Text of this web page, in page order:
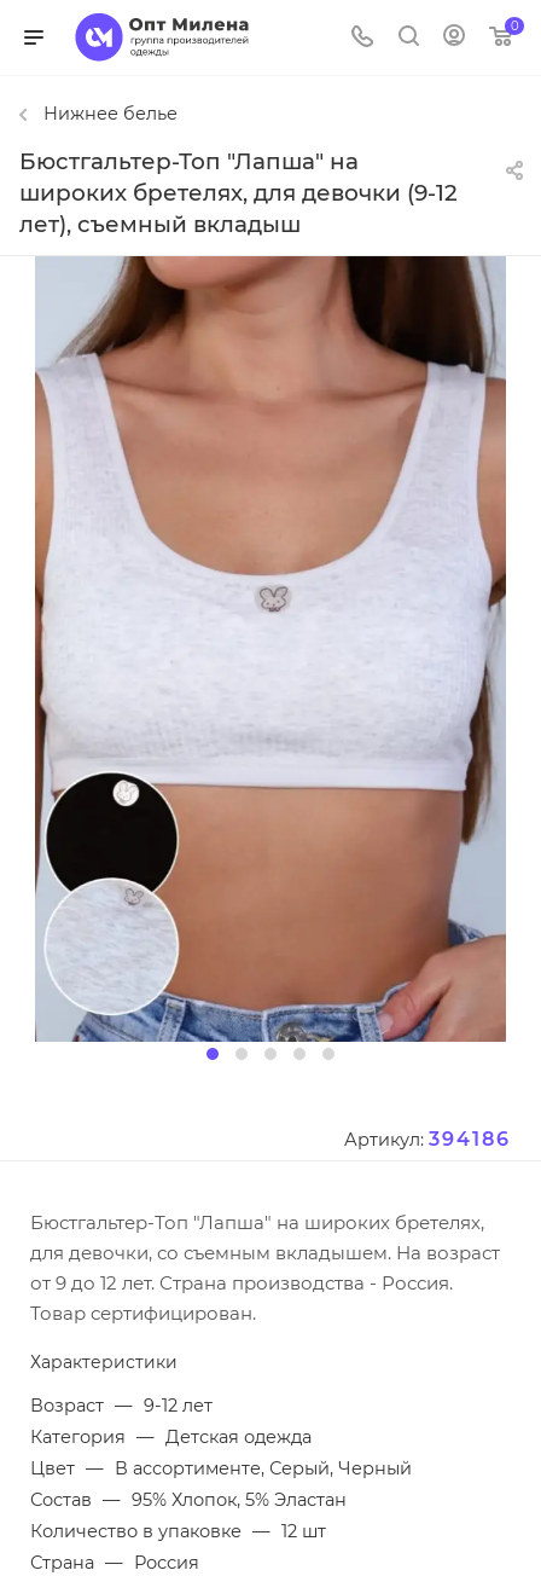
0
Нижнее белье
Бюстгальтер-Топ "Лапша" на
широких бретелях, для девочки (9-12
лет), съемный вкладыш
Артикул: 394186
Бюстгальтер-Топ "Лапша" на широких бретелях,
для девочки, со съемным вкладышем. На возраст
от 9 до 12 лет. Страна производства - Россия.
Товар сертифицирован.
Характеристики
Возраст — 9-12 лет
Категория — Детская одежда
Цвет — В ассортименте, Серый, Черный
Состав — 95% Хлопок, 5% Эластан
Количество в упаковке — 12 шт
Страна — Россия